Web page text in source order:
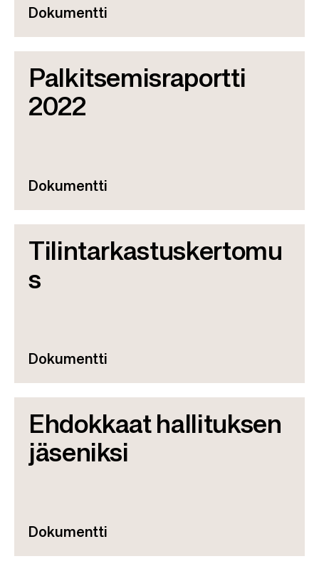
Dokumentti
Palkitsemisraportti
2022
Dokumentti
Tilintarkastuskertomu
s
Dokumentti
Ehdokkaat hallituksen
jäseniksi
Dokumentti